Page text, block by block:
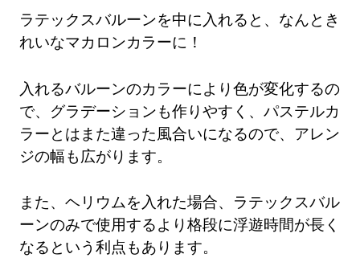
ラテックスバルーンを中に入れると、なんとき
れいなマカロンカラーに！
入れるバルーンのカラーにより色が変化するの
で、グラデーションも作りやすく、パステルカ
ラーとはまた違った風合いになるので、アレン
ジの幅も広がります。
また、ヘリウムを入れた場合、ラテックスバル
ーンのみで使用するより格段に浮遊時間が長く
なるという利点もあります。